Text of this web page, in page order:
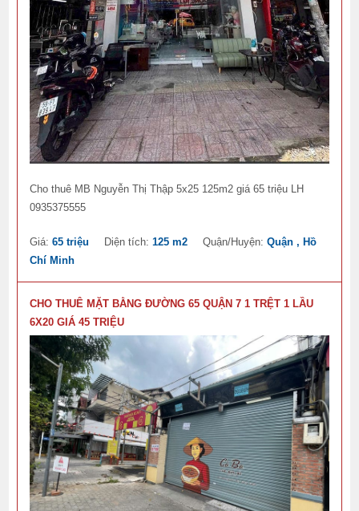
Cho thuê MB Nguyễn Thị Thập 5x25 125m2 giá 65 triệu LH
0935375555
Giá:65 triệu Diện tích:125 m2 Quận/Huyện:Quận , Hồ
Chí Minh
CHO THUÊ MẶT BẰNG ĐƯỜNG 65 QUẬN 7 1 TRỆT 1 LẦU
6X20 GIÁ 45 TRIỆU